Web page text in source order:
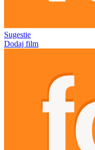
Sugestie
Dodaj film